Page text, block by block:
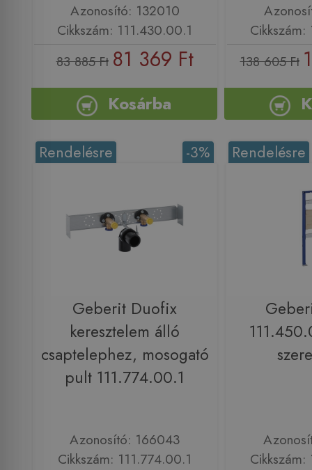
Azonosító: 132010
Cikkszám: 111.430.00.1
83 885 Ft 81 369 Ft
Kosárba
138 605 Ft
-3%
Rendelésre
Geberit Duofix
keresztelem álló
csaptelephez, mosogató
pult 111.774.00.1
Azonosító: 166043
Cikkszám: 111.774.00.1
Rendelésre